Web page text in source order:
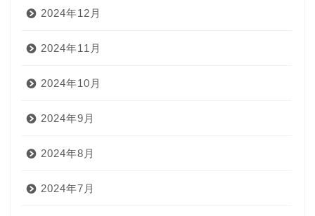
2024年12月
2024年11月
2024年10月
2024年9月
2024年8月
2024年7月